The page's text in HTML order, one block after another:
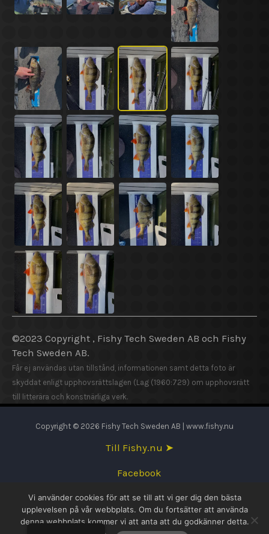
©2023 Copyright , Fishy Tech Sweden AB och Fishy
Tech Sweden AB.
Får ej användas utan tillstånd, informationen samt detta foto är
skyddat enligt upphovsrättslagen (Lag (1960:729) om upphovsrätt
till litterära och konstnärliga verk.
Copyright © 2026 Fishy Tech Sweden AB | www.fishy.nu
Till Fishy.nu ➤
Facebook
English
Svenska
Vi använder cookies för att se till att vi ger dig den bästa
upplevelsen på vår webbplats. Om du fortsätter att använda
denna webbplats kommer vi att anta att du godkänner detta.